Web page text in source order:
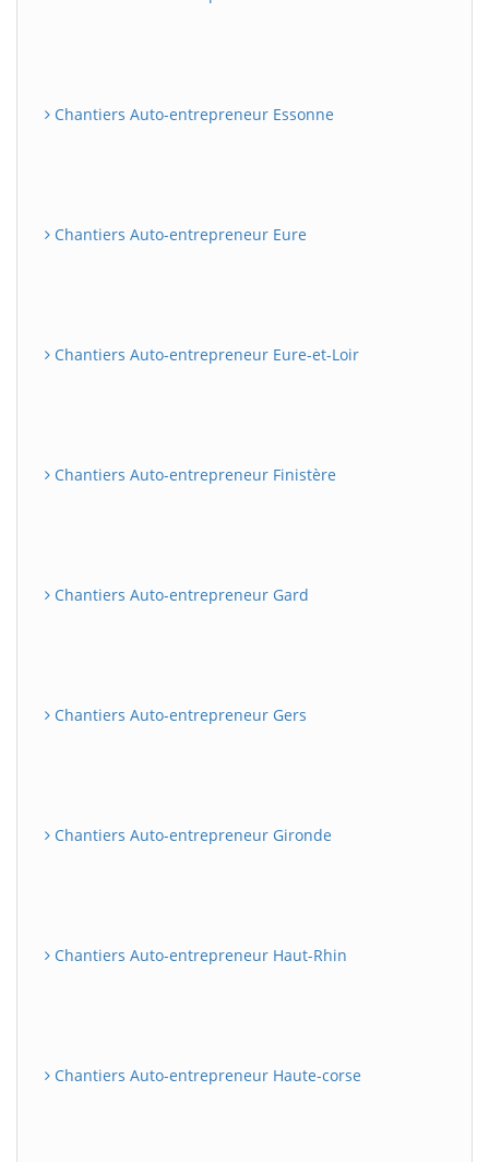
Chantiers Auto-entrepreneur Essonne
Chantiers Auto-entrepreneur Eure
Chantiers Auto-entrepreneur Eure-et-Loir
Chantiers Auto-entrepreneur Finistère
Chantiers Auto-entrepreneur Gard
Chantiers Auto-entrepreneur Gers
Chantiers Auto-entrepreneur Gironde
Chantiers Auto-entrepreneur Haut-Rhin
Chantiers Auto-entrepreneur Haute-corse